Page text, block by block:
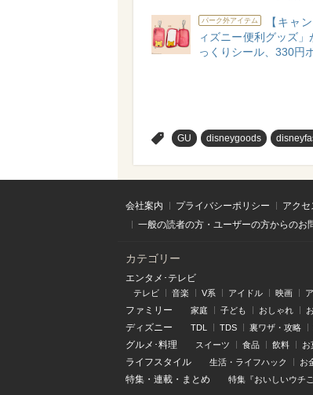
パーク外アイテム
【キャ
ィズニー便利グッズ
っくりシール、330円
GU disneygoods
会社案内 プライバシーポリシー アク
一般の読者の方・ユーザーの方からのお
カテゴリー
エンタメ･テレビ
テレビ 音楽 V系 アイドル 映画
ファミリー 家庭 子ども おしゃれ
ディズニー TDL TDS 裏ワザ・攻略
グルメ･料理 スイーツ 食品 飲料 お
ライフスタイル 生活・ライフハック お
特集 ・ 連載 ・ まとめ 特集『おいしいウチご